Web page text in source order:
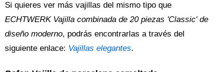
Si quieres ver más vajillas del mismo tipo que
ECHTWERK Vajilla combinada de 20 piezas 'Classic' de
diseño moderno, podrás encontrarlas a través del
siguiente enlace: Vajillas elegantes.